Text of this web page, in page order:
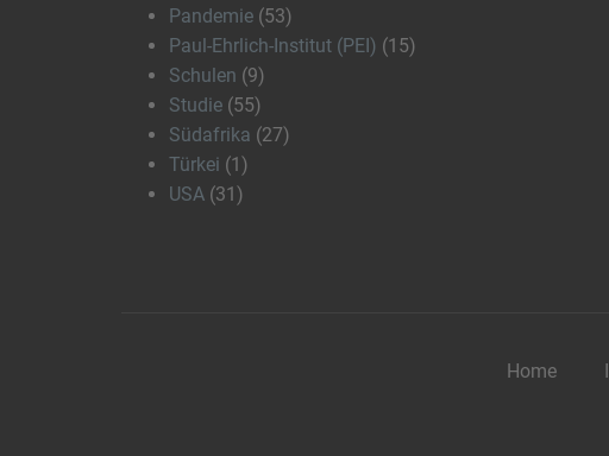
Pandemie (53)
Paul-Ehrlich-Institut (PEI) (15)
Schulen (9)
Studie (55)
Südafrika (27)
Türkei (1)
USA (31)
Home